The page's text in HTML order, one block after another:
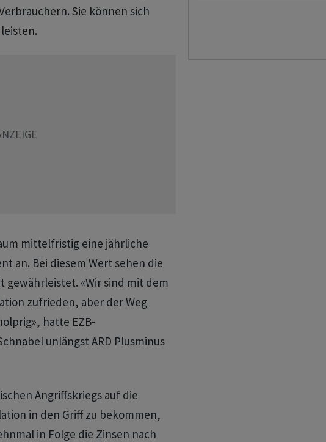
Sie können sich
mittelfristig eine jährliche
an. Bei diesem Wert sehen die
gewährleistet. «Wir sind mit dem
zufrieden, aber der Weg
hatte EZB-
unlängst ARD Plusminus
Angriffskriegs auf die
in den Griff zu bekommen,
in Folge die Zinsen nach